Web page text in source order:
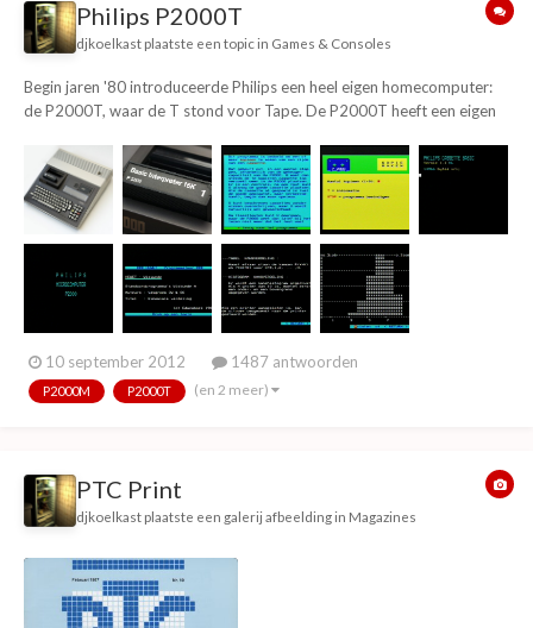
Philips P2000T
djkoelkast plaatste een topic in Games & Consoles
Begin jaren '80 introduceerde Philips een heel eigen homecomputer:
de P2000T, waar de T stond voor Tape. De P2000T heeft een eigen
antwoordapparaat bandjes. Alle data op deze bandjes werd digitaal
(via FM modulatie) opgeslagen en was tien...
10 september 2012 1487 antwoorden
P2000M P2000T (en 2 meer)
PTC Print
djkoelkast plaatste een galerij afbeelding in Magazines